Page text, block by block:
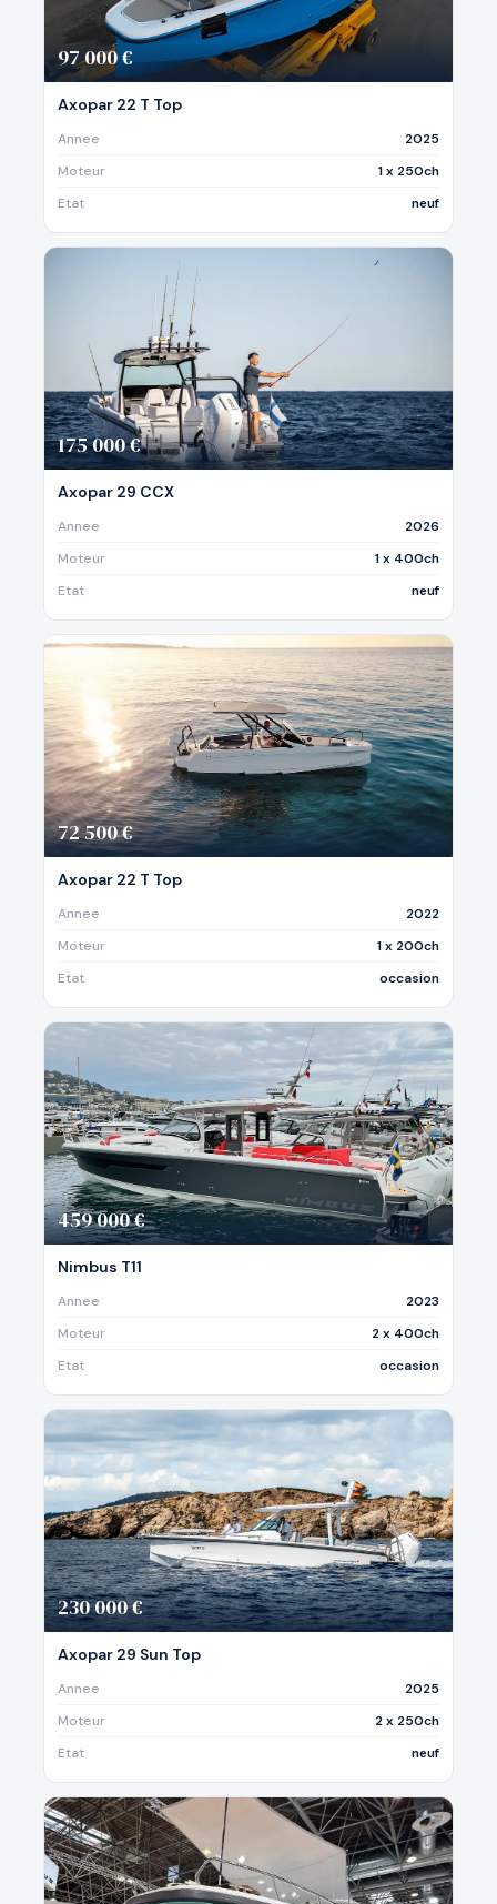
97 000 €
Axopar 22 T Top
Annee
2025
Moteur
1 x 250ch
Etat
neuf
175 000 €
Axopar 29 CCX
Annee
2026
Moteur
1 x 400ch
Etat
neuf
72 500 €
Axopar 22 T Top
Annee
2022
Moteur
1 x 200ch
Etat
occasion
459 000 €
Nimbus T11
Annee
2023
Moteur
2 x 400ch
Etat
occasion
230 000 €
Axopar 29 Sun Top
Annee
2025
Moteur
2 x 250ch
Etat
neuf